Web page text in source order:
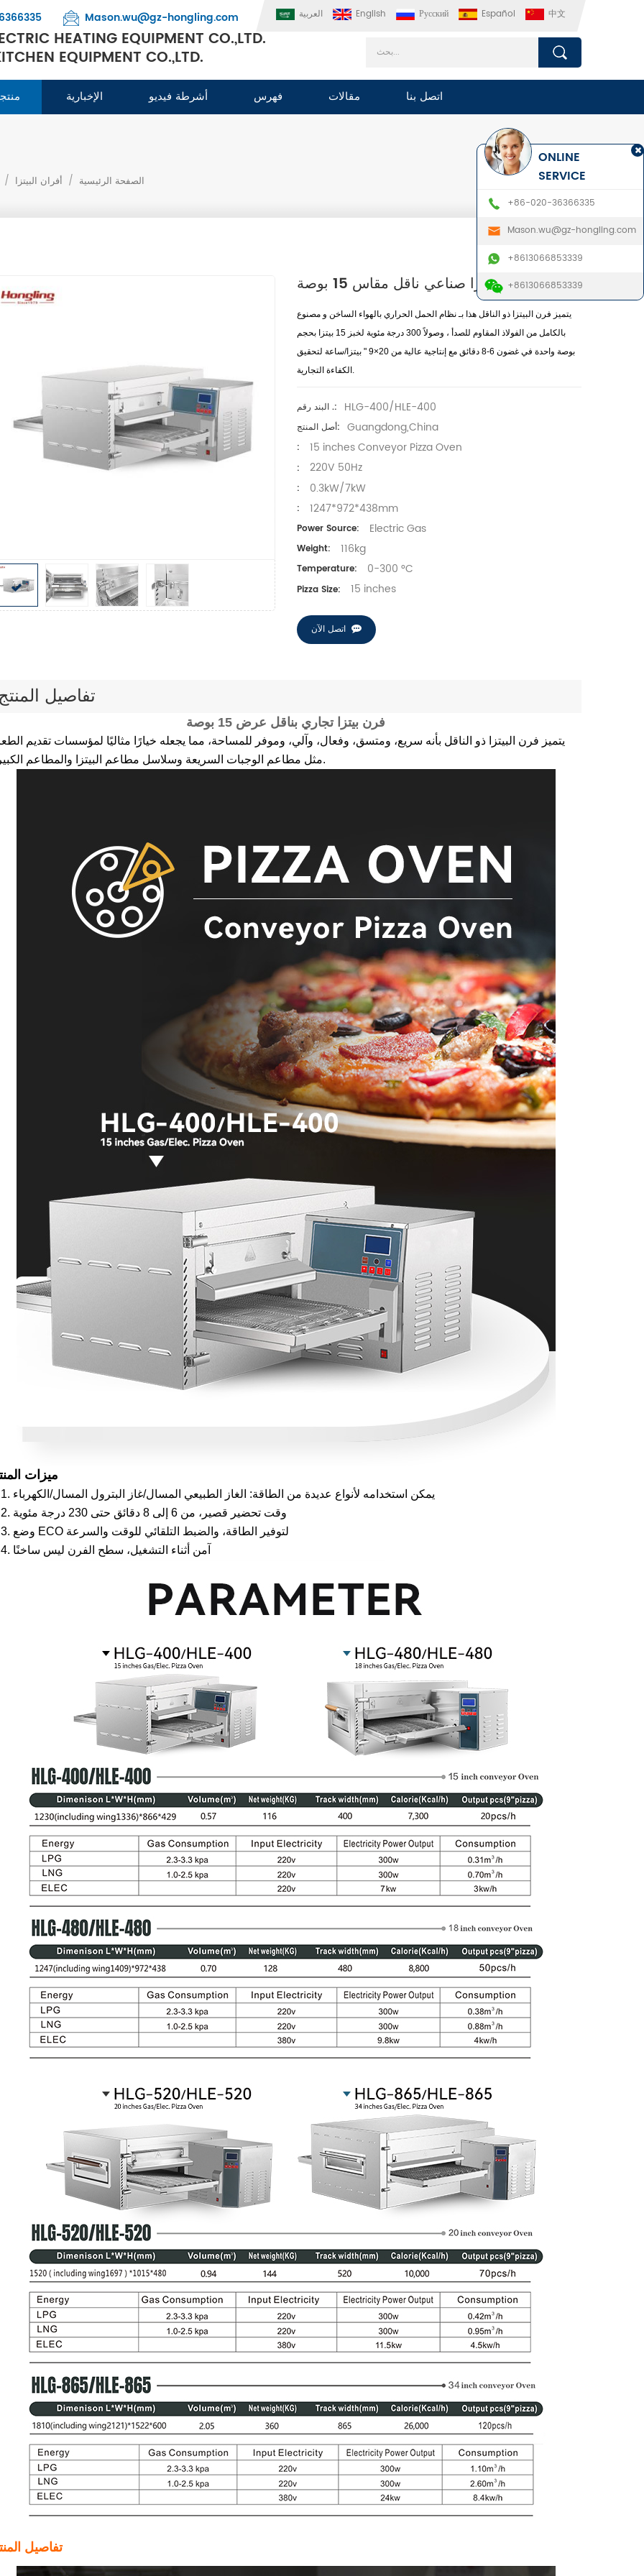
العربية English Русский Español 中文
Mason.wu@gz-hongling.com
HEATING EQUIPMENT CO.,LTD.
EQUIPMENT CO.,LTD.
الإخبارية أشرطة فيديو فهرس مقالات اتصل بنا
الصفحة الرئيسية / أفران البيتزا /
فرن بيتزا صناعي ناقل مقاس 15 بوصة
يتميز فرن البيتزا ذو الناقل هذا بـنظام الحمل الحراري بالهواء الساخن ومصنوع
بالكامل من الفولاذ المقاوم للصدأ ، وصولاً300 درجة مئوية لخبز 15
بيتزا بحجم
بوصة واحدة في غضون 6-8 دقائق
مع إنتاجية عالية من20×9
"بيتزا/ساعة لتحقيق
الكفاءة التجارية.
البند رقم .: HLG-400/HLE-400
أصل المنتج: Guangdong,China
: 15 inches Conveyor Pizza Oven
: 220V 50Hz
: 0.3kW/7kW
: 1247*972*438mm
Power Source: Electric Gas
Weight: 116kg
Temperature: 0-300 °C
Pizza Size: 15 inches
اتصل الآن
تفاصيل
فرن بيتزا تجاري بناقل عرض 15 بوصة
يتميز فرن البيتزا ذو الناقل بأنه سريع، ومتسق، وفعال، وآلي، وموفر للمساحة، مما يجعله خيارًا مثاليًا لمؤسسات تقديم
مثل مطاعم الوجبات السريعة وسلاسل مطاعم البيتزا والمطاعم الكبيرة.
ميزات
1. يمكن استخدامه لأنواع عديدة من الطاقة: الغاز الطبيعي المسال/غاز البترول المسال/الكهرباء
2. وقت تحضير قصير، من 6 إلى 8 دقائق حتى 230 درجة مئوية
3. وضع ECO لتوفير الطاقة، والضبط التلقائي للوقت والسرعة
4. آمن أثناء التشغيل، سطح الفرن ليس ساخنًا
تفاصيل
ONLINE
SERVICE
+86-020-36366335
Mason.wu@gz-hongling.com
+8613066853339
+8613066853339